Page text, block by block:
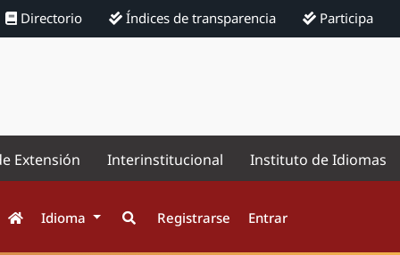
Directorio Índices de transparencia Participa
Extensión Interinstitucional Instituto de Idiomas
Idioma Registrarse Entrar